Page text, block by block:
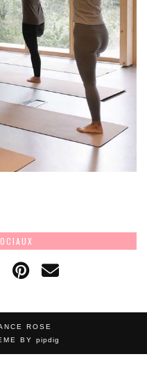
ROSE
BY pipdig